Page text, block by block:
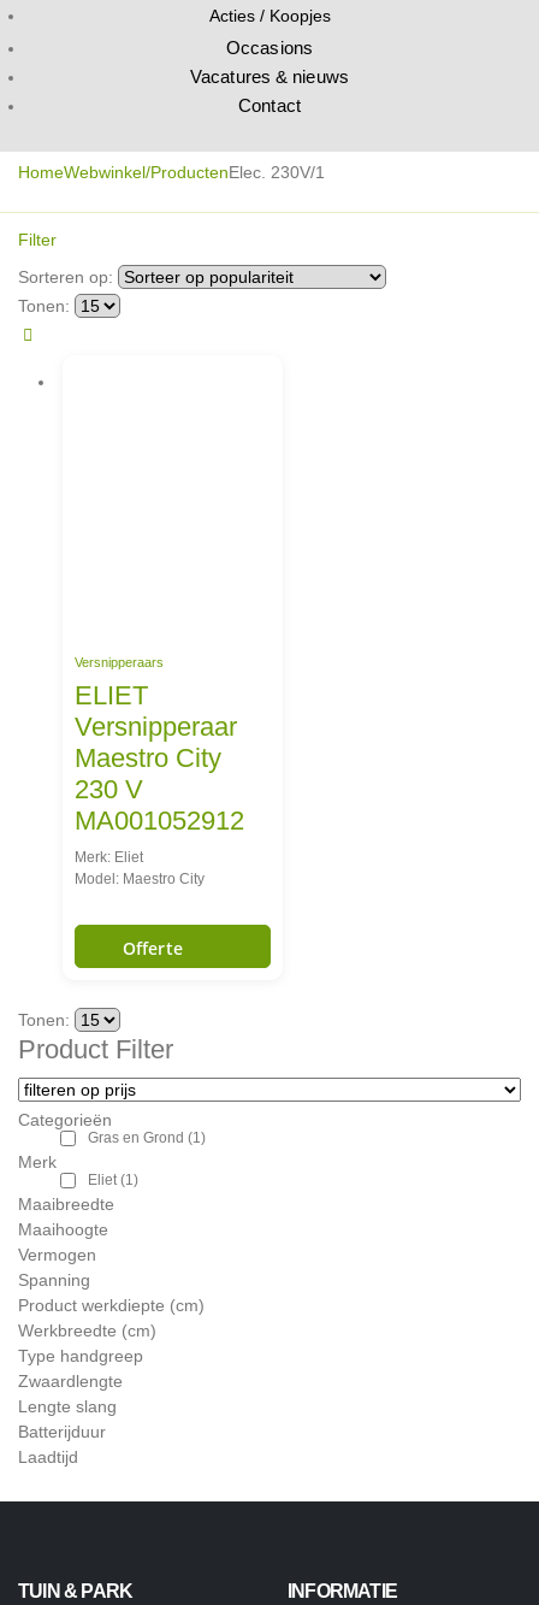
Acties / Koopjes
Occasions
Vacatures & nieuws
Contact
HomeWebwinkel/ProductenElec. 230V/1
Filter
Sorteren op:
Tonen:
Versnipperaars
ELIET
Versnipperaar
Maestro City
230 V
MA001052912
Merk: Eliet
Model: Maestro City
Offerte
Tonen:
Product Filter
Categorieën
Gras en Grond (1)
Merk
Eliet (1)
Maaibreedte
Maaihoogte
Vermogen
Spanning
Product werkdiepte (cm)
Werkbreedte (cm)
Type handgreep
Zwaardlengte
Lengte slang
Batterijduur
Laadtijd
TUIN & PARK
INFORMATIE